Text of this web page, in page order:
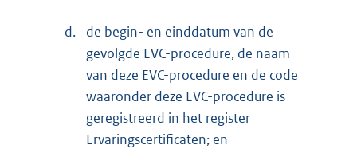
d.
de begin- en einddatum van de
gevolgde EVC-procedure, de naam
van deze EVC-procedure en de code
waaronder deze EVC-procedure is
geregistreerd in het register
Ervaringscertificaten; en